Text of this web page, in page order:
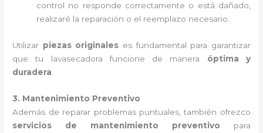
control no responde correctamente o está dañado,
realizaré la reparación o el reemplazo necesario.
Utilizar piezas originales es fundamental para garantizar
que tu lavasecadora funcione de manera óptima y
duradera
3. Mantenimiento Preventivo
Además de reparar problemas puntuales, también ofrezco
servicios de mantenimiento preventivo para